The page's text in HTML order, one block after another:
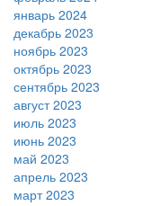
январь 2024
декабрь 2023
ноябрь 2023
октябрь 2023
сентябрь 2023
август 2023
июль 2023
июнь 2023
май 2023
апрель 2023
март 2023